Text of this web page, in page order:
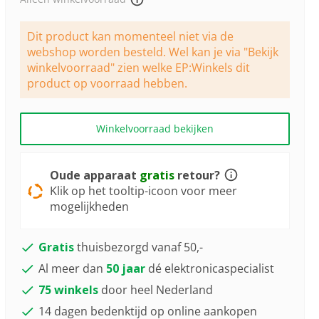
Dezelfde
paginalink.
Dit product kan momenteel niet via de
webshop worden besteld. Wel kan je via "Bekijk
winkelvoorraad" zien welke EP:Winkels dit
product op voorraad hebben.
Winkelvoorraad bekijken
Oude apparaat gratisretour?
Klik op het tooltip-icoon voor meer
mogelijkheden
Gratisthuisbezorgd vanaf 50,-
Al meer dan 50 jaardé elektronicaspecialist
75 winkelsdoor heel Nederland
14 dagen bedenktijd op online aankopen